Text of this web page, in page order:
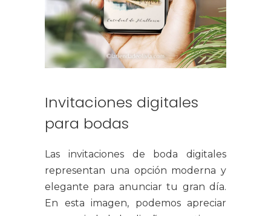
Invitaciones digitales
para bodas
Las invitaciones de boda digitales
representan una opción moderna y
elegante para anunciar tu gran día.
En esta imagen, podemos apreciar